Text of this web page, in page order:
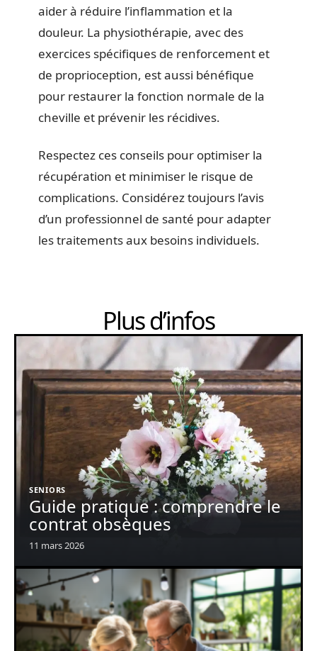
aider à réduire l’inflammation et la
douleur. La physiothérapie, avec des
exercices spécifiques de renforcement et
de proprioception, est aussi bénéfique
pour restaurer la fonction normale de la
cheville et prévenir les récidives.
Respectez ces conseils pour optimiser la
récupération et minimiser le risque de
complications. Considérez toujours l’avis
d’un professionnel de santé pour adapter
les traitements aux besoins individuels.
Plus d’infos
SENIORS
Guide pratique : comprendre le
contrat obsèques
11 mars 2026